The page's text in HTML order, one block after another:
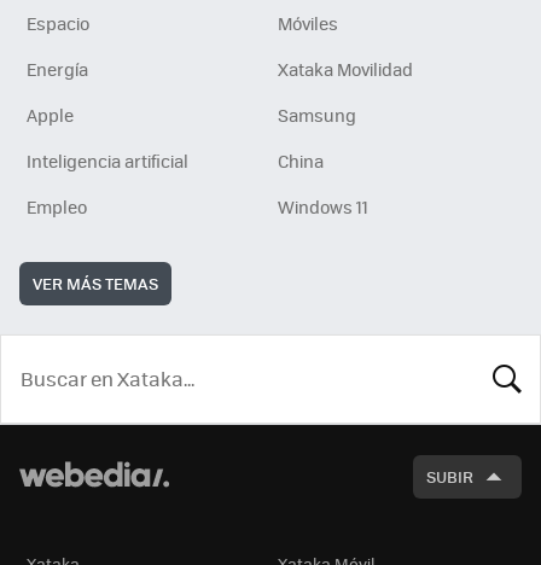
Espacio
Móviles
Energía
Xataka Movilidad
Apple
Samsung
Inteligencia artificial
China
Empleo
Windows 11
VER MÁS TEMAS
SUBIR